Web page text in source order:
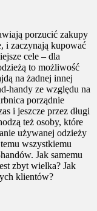
porzucić zakupy
i zaczynają kupować
cele – dla
to możliwość
na żadnej innej
handy ze względu na
porządnie
i jeszcze przez długi
też osoby, które
używanej odzieży
wszystkiemu
Jak samemu
zbyt wielka? Jak
klientów?